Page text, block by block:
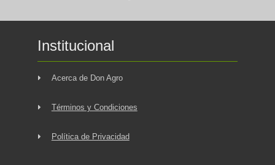
Institucional
Acerca de Don Agro
Términos y Condiciones
Política de Privacidad